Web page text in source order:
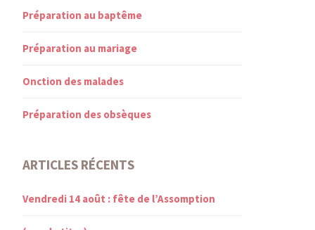
Préparation au baptême
Préparation au mariage
Onction des malades
Préparation des obsèques
ARTICLES RÉCENTS
Vendredi 14 août : fête de l’Assomption